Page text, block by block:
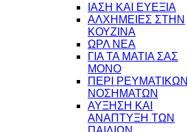
ΙΑΣΗ ΚΑΙ ΕΥΕΞΙΑ
ΑΛΧΗΜΕΙΕΣ ΣΤΗΝ
ΚΟΥΖΙΝΑ
ΩΡΛ ΝEA
ΓΙΑ ΤΑ ΜΑΤΙΑ ΣΑΣ
ΜΟΝΟ
ΠΕΡΙ ΡΕΥΜΑΤΙΚΩΝ
ΝΟΣΗΜΑΤΩΝ
ΑΥΞΗΣΗ ΚΑΙ
ΑΝΑΠΤΥΞΗ ΤΩΝ